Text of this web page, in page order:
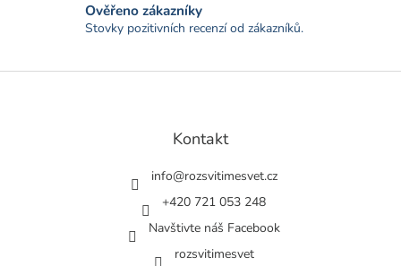
Ověřeno zákazníky
Stovky pozitivních recenzí od zákazníků.
Z
Kontakt
info@rozsvitimesvet.cz
+420 721 053 248
Navštivte náš Facebook
rozsvitimesvet